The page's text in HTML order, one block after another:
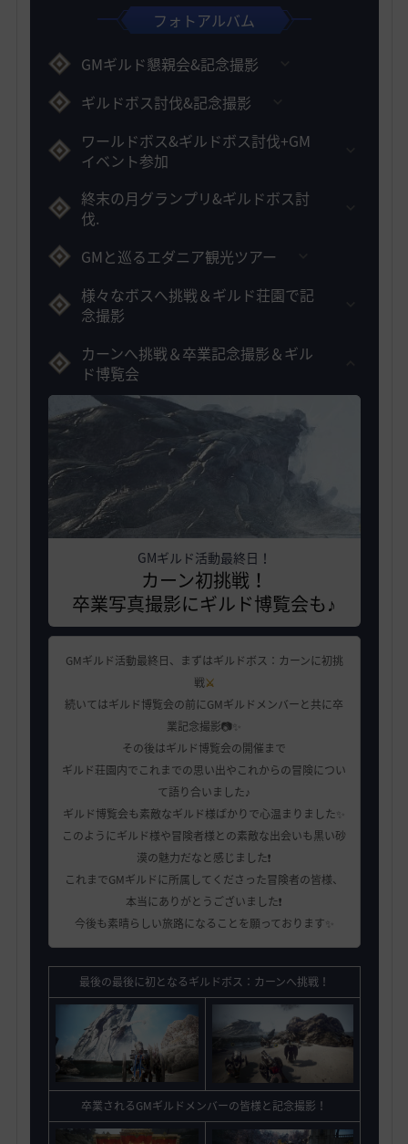
フォトアルバム
GMギルド懇親会&記念撮影
ギルドボス討伐&記念撮影
ワールドボス&ギルドボス討伐+GM
イベント参加
終末の月グランプリ&ギルドボス討
伐.
GMと巡るエダニア観光ツアー
様々なボスへ挑戦＆ギルド荘園で記
念撮影
カーンへ挑戦＆卒業記念撮影＆ギル
ド博覧会
GMギルド活動最終日！
カーン初挑戦！
卒業写真撮影にギルド博覧会も♪
GMギルド活動最終日、まずはギルドボス：カーンに初挑
戦⚔️
続いてはギルド博覧会の前にGMギルドメンバーと共に卒
業記念撮影📷✨
その後はギルド博覧会の開催まで
ギルド荘園内でこれまでの思い出やこれからの冒険につい
て語り合いました♪
ギルド博覧会も素敵なギルド様ばかりで心温まりました✨
このようにギルド様や冒険者様との素敵な出会いも黒い砂
漠の魅力だなと感じました❗️
これまでGMギルドに所属してくださった冒険者の皆様、
本当にありがとうございました❗️
今後も素晴らしい旅路になることを願っております✨
最後の最後に初となるギルドボス：カーンへ挑戦！
卒業されるGMギルドメンバーの皆様と記念撮影！